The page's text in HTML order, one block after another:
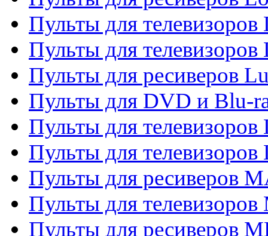
Пульты для телевизоров
Пульты для
Пульты для ресиверов
Пульты для DVD и Blu-
Пульты для телевизоров
Пульты для телевизоров
Пульты для ресиверов
Пульты для телевизоров
Пульты для ресиверов